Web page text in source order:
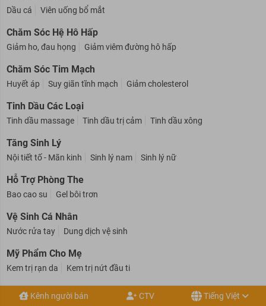
Kênh người bán CTV Tiếng Việt
Dầu cá Viên uống bổ mắt
Chăm Sóc Hệ Hô Hấp
Giảm ho, đau họng Giảm viêm đường hô hấp
Chăm Sóc Tim Mạch
Huyết áp Suy giãn tĩnh mạch Giảm cholesterol
Tinh Dầu Các Loại
Tinh dầu massage Tinh dầu trị cảm Tinh dầu xông
Tăng Sinh Lý
Nội tiết tố - Mãn kinh Sinh lý nam Sinh lý nữ
Hỗ Trợ Phòng The
Bao cao su Gel bôi trơn
Vệ Sinh Cá Nhân
Nước rửa tay Dung dịch vệ sinh
Mỹ Phẩm Cho Mẹ
Kem trị rạn da Kem trị nứt đầu ti
Chăm Sóc Gan